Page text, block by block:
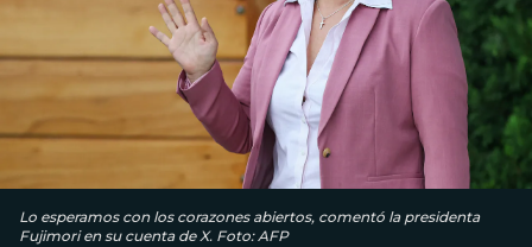
Lo esperamos con los corazones abiertos, comentó la presidenta
Fujimori en su cuenta de X. Foto: AFP